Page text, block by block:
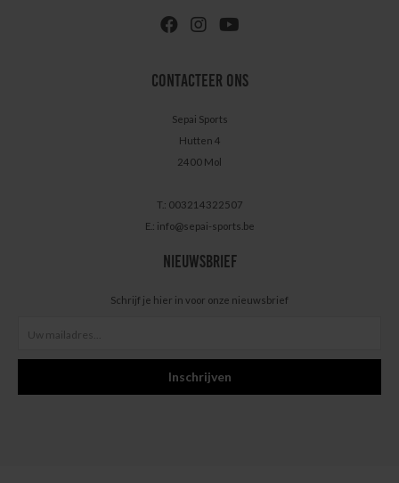
CONTACTEER ONS
Sepai Sports
Hutten 4
2400 Mol
T.: 003214322507
E.: info@sepai-sports.be
NIEUWSBRIEF
Schrijf je hier in voor onze nieuwsbrief
Inschrijven